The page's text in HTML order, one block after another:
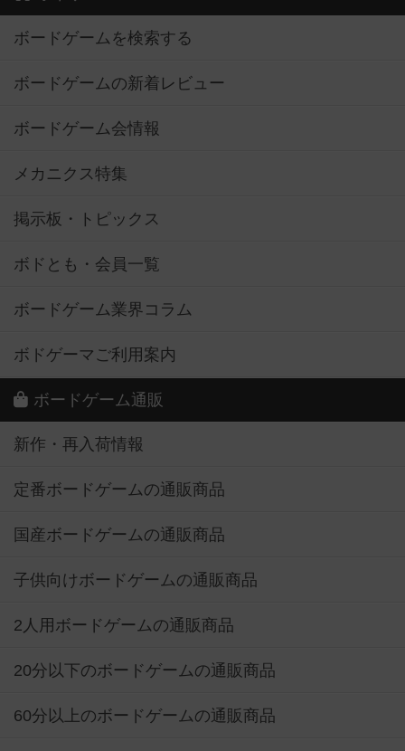
ボードゲームを検索する
ボードゲームの新着レビュー
ボードゲーム会情報
メカニクス特集
掲示板・トピックス
ボドとも・会員一覧
ボードゲーム業界コラム
ボドゲーマご利用案内
ボードゲーム通販
新作・再入荷情報
定番ボードゲームの通販商品
国産ボードゲームの通販商品
子供向けボードゲームの通販商品
2人用ボードゲームの通販商品
20分以下のボードゲームの通販商品
60分以上のボードゲームの通販商品